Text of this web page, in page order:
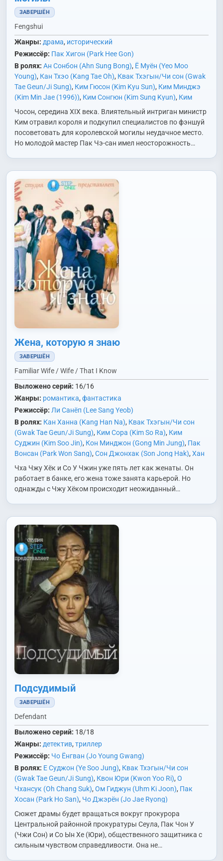
ЗАВЕРШЁН
Fengshui
Жанры: драма, исторический
Режиссёр: Пак Хигон (Park Hee Gon)
В ролях: Ан Сонбон (Ahn Sung Bong), Ё Муён (Yeo Moo
Young), Кан Тхэо (Kang Tae Oh), Квак Тхэгын/Чи сон (Gwak
Tae Geun/Ji Sung), Ким Гюсон (Kim Kyu Sun), Ким Минджэ
(Kim Min Jae (1996)), Ким Сонгюн (Kim Sung Kyun), Ким
Харим (Kim Ha Rim), Ли Вонгын (Lee Won Geun)
(Lee Kyu Sub)
Ли Доа (Lee Do Ah)
Ли Сехи (Lee Se Hee)
Ли Сиу (Lee Shi Woo)
Мун Чхэвон
(Moon Chae Won)
Пэк Юнсик (Baek Yoon Shik)
Хо Сонтхэ (Heo Sung Tae)
Чо Сыну (Jo
Seung Woo),Чхве Джэсоп (Choi Jae Sup),Ю Джэмён (Yoo
Jae Myung)
Чосон, середина XIX века. Влиятельный интриган министр
Ким отравил короля и подкупил специалистов по фэншуй
посоветовать для королевской могилы неудачное место.
Но молодой мастер Пак Чэ-сан имел неосторожность…
Жена, которую я знаю
ЗАВЕРШЁН
Familiar Wife / Wife / That I Know
Выложено серий: 16/16
Жанры: романтика, фантастика
Режиссёр: Ли Санёп (Lee Sang Yeob)
В ролях: Кан Ханна (Kang Han Na), Квак Тхэгын/Чи сон
(Gwak Tae Geun/Ji Sung), Ким Сора (Kim So Ra), Ким
Суджин (Kim Soo Jin), Кон Минджон (Gong Min Jung), Пак
Вонсан (Park Won Sang), Сон Джонхак (Son Jong Hak), Хан
Джимин (Han Ji Min) ,
Чха
Хагён (Cha Hak Yeon)
Чха Чжу Хёк и Со У Чжин уже пять лет как женаты. Он
работает в банке, его жена тоже занята карьерой. Но
однажды с Чжу Хёком происходит неожиданный…
Подсудимый
ЗАВЕРШЁН
Defendant
Выложено серий: 18/18
Жанры: детектив,триллер
Режиссёр: Чо Ёнгван (Jo Young Gwang)
В ролях: Е Суджон (Ye Soo Jung), Квак Тхэгын/Чи сон
(Gwak Tae Geun/Ji Sung), Квон Юри (Kwon Yoo Ri), О
Чхансук (Oh Chang Suk), Ом Гиджун (Uhm Ki Joon), Пак
Хосан (Park Ho San), Чо Джэрён (Jo Jae Ryong)
Сюжет драмы будет вращаться вокруг прокурора
Центральной районной прокуратуры Сеула, Пак Чон У
(Чжи Сон) и Со Ын Хе (Юри), общественного защитника с
сильным чувством справедливости. Она не…